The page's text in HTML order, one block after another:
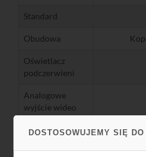
DOSTOSOWUJEMY SIĘ
Standard
Obudowa
Oświetlacz
podczerwieni
Analogowe
wyjście wideo
Kompresja